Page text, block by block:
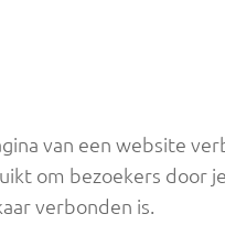
van een website
om bezoekers door
verbonden is.